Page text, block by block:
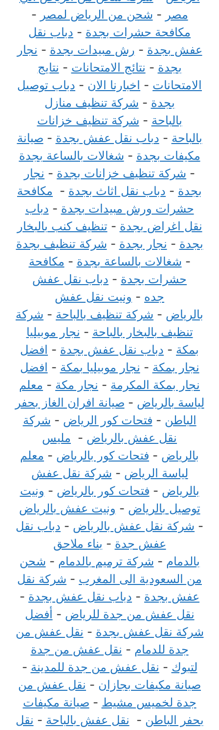
مصر - شحن من الرياض لمصر -
مكافحة حشرات بجدة - دباب نقل
عفش بجدة - رش مبيدات بجدة - نجار
بجدة - نتائج الامتحانات - نتايج
الامتحانات - اخبارنا الان - دباب توصيل
بجدة - شركة تنظيف منازل
بالباحة - شركة تنظيف خزانات
بالباحة - دباب نقل عفش بجدة - صيانة
مكيفات بجدة - شغالات بالساعة بجدة
- شركة تنظيف خزانات بجدة - نجار
بجدة - دباب نقل اثاث بجدة - مكافحة
حشرات ورش مبيدات بجدة - دباب
نقل اغراض بجدة - تنظيف كنب بالبخار
بجدة - نجار بجدة - شركة تنظيف بجدة
- شغالات بالساعة بجدة - مكافحة
حشرات بجدة - دباب نقل عفش
جده - ونيت نقل عفش
بالرياض - شركة تنظيف بالباحة - شركة
تنظيف بالبخار بالباحة - نجار موبيليا
بمكة - دباب نقل عفش بجدة - افضل
نجار بمكة - نجار موبيليا بمكة - افضل
نجار بمكة المكرمة - نجار مكة - معلم
لياسة بالرياض - صيانة افران الغاز بحفر
الباطن - فتحات كور الرياض - شركة
نقل عفش بالرياض - مليس
بالرياض - فتحات كور بالرياض - معلم
لياسة الرياض - شركة نقل عفش
بالرياض - فتحات كور بالرياض - ونيت
توصيل بالرياض - ونيت عفش بالرياض
- شركة نقل عفش بالرياض - دباب نقل
عفش جدة - بناء ملاحق
بالدمام - شركة ترميم بالدمام - شحن
من السعودية الى المغرب - شركة نقل
عفش بجدة - دباب نقل عفش بجدة -
نقل عفش من جدة للرياض - أفضل
شركة نقل عفش بجدة - نقل عفش من
جدة للدمام - نقل عفش من جدة
لتبوك - نقل عفش من جدة للمدينة -
صيانة مكيفات بجازان - نقل عفش من
جدة لخميس مشيط - صيانة مكيفات
بحفر الباطن - نقل عفش بالباحة - نقل